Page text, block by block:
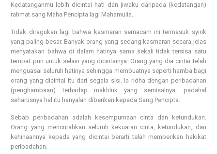
Kedatanganmu lebih dicintai hati dan jiwaku daripada (kedatangan)
rahmat sang Maha Pencipta lagi Mahamulia.
Tidak diragukan lagi bahwa kasmaran semacam ini termasuk syirik
yang paling besar. Banyak orang yang sedang kasmaran secara jelas
menyatakan bahwa di dalam hatinya sama sekali tidak tersisa satu
tempat pun untuk selain yang dicintainya. Orang yang dia cintai telah
menguasai seluruh hatinya sehingga membuatnya seperti hamba bagi
orang yang dicintai itu dari segala sisi. Ia ridha dengan peribadahan
(penghambaan) terhadap makhluk yang semisalnya, padahal
seharusnya hal itu hanyalah diberikan kepada Sang Pencipta.
Sebab peribadahan adalah kesempurnaan cinta dan ketundukan.
Orang yang mencurahkan seluruh kekuatan cinta, ketundukan, dan
kehinaannya kepada yang dicintai berarti telah memberikan hakikat
peribadahan.